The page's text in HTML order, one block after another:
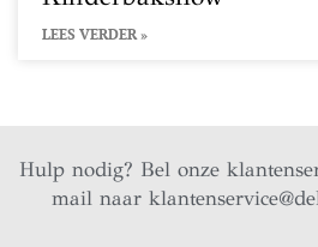
LEES VERDER »
Hulp nodig? Bel onze
mail naar